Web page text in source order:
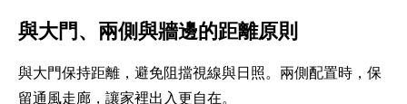
與大門、兩側與牆邊的距離原則
與大門保持距離，避免阻擋視線與日照。兩側配置時，保
留通風走廊，讓家裡出入更自在。